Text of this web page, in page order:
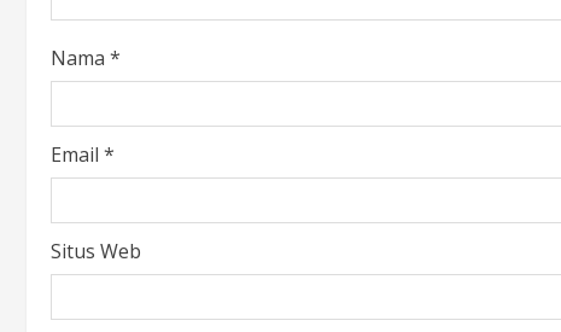
Nama *
Email *
Situs Web